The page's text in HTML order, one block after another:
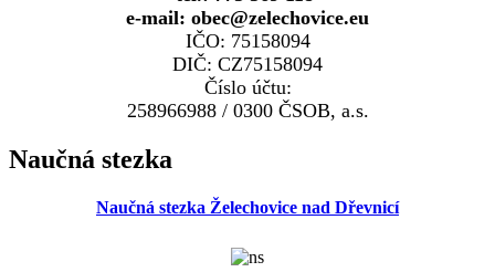
e-mail: obec@zelechovice.eu
IČO: 75158094
DIČ: CZ75158094
Číslo účtu:
258966988 / 0300 ČSOB, a.s.
Naučná stezka
Naučná stezka Želechovice nad Dřevnicí